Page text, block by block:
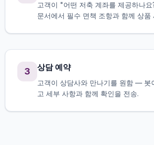
고객이 "어떤 저축 계좌를 제공하나
문서에서 필수 면책 조항과 함께 상품
3 상담 예약
고객이 상담사와 만나기를 원함 — 봇
고 세부 사항과 함께 확인을 전송.